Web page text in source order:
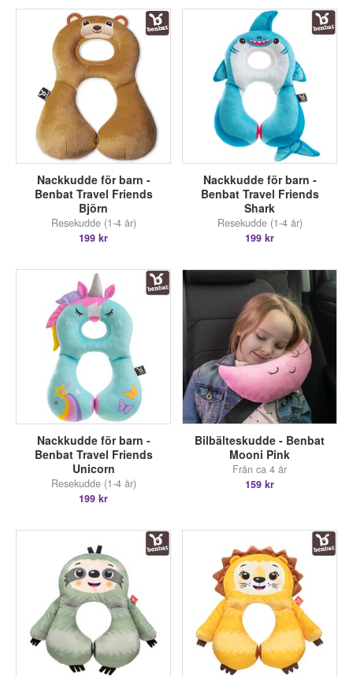
Nackkudde för barn -
Benbat Travel Friends
Björn
Resekudde (1-4 år)
199 kr
Nackkudde för barn -
Benbat Travel Friends
Shark
Resekudde (1-4 år)
199 kr
Nackkudde för barn -
Benbat Travel Friends
Unicorn
Resekudde (1-4 år)
199 kr
Bilbälteskudde - Benbat
Mooni Pink
Från ca 4 år
159 kr